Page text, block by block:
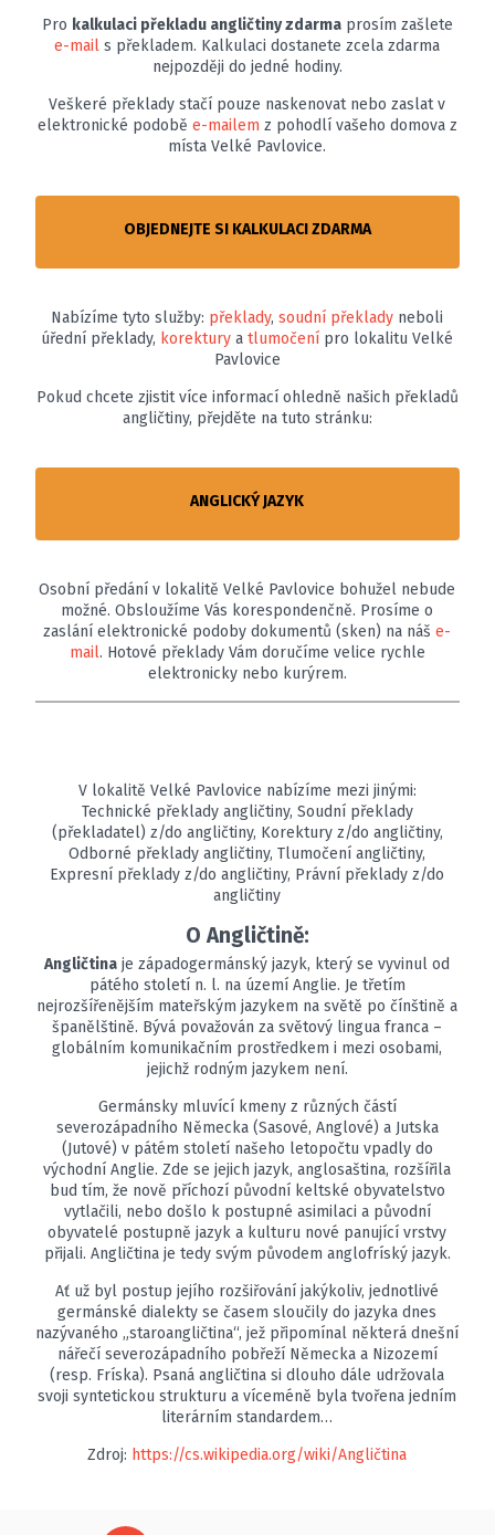
Pro kalkulaci překladu angličtiny zdarmaprosím zašlete
e-mail s překladem. Kalkulaci dostanete zcela zdarma
nejpozději do jedné hodiny.
Veškeré překlady stačí pouze naskenovat nebo zaslat v
elektronické podobě e-mailem z pohodlí vašeho domova z
místa Velké Pavlovice.
OBJEDNEJTE SI KALKULACI ZDARMA
Nabízíme tyto služby: překlady,soudní překlady neboli
úřední překlady, korektury atlumočení pro lokalitu Velké
Pavlovice
Pokud chcete zjistit více informací ohledně našich překladů
angličtiny, přejděte na tuto stránku:
ANGLICKÝ JAZYK
Osobní předání v lokalitě Velké Pavlovice bohužel nebude
možné. Obsloužíme Vás korespondenčně. Prosíme o
zaslání elektronické podoby dokumentů (sken) na náše-
mail. Hotové překlady Vám doručíme velice rychle
elektronicky nebo kurýrem.
V lokalitě Velké Pavlovice nabízíme mezi jinými:
Technické překlady angličtiny, Soudní překlady
(překladatel) z/do angličtiny, Korektury z/do angličtiny,
Odborné překlady angličtiny, Tlumočení angličtiny,
Expresní překlady z/do angličtiny, Právní překlady z/do
angličtiny
O Angličtině:
Angličtina je západogermánský jazyk, který se vyvinul od
pátého století n. l. na území Anglie. Je třetím
nejrozšířenějším mateřským jazykem na světě po čínštině a
španělštině. Bývá považován za světový lingua franca –
globálním komunikačním prostředkem i mezi osobami,
jejichž rodným jazykem není.
Germánsky mluvící kmeny z různých částí
severozápadního Německa (Sasové, Anglové) a Jutska
(Jutové) v pátém století našeho letopočtu vpadly do
východní Anglie. Zde se jejich jazyk, anglosaština, rozšířila
bud tím, že nově příchozí původní keltské obyvatelstvo
vytlačili, nebo došlo k postupné asimilaci a původní
obyvatelé postupně jazyk a kulturu nové panující vrstvy
přijali. Angličtina je tedy svým původem anglofríský jazyk.
Ať už byl postup jejího rozšiřování jakýkoliv, jednotlivé
germánské dialekty se časem sloučily do jazyka dnes
nazývaného „staroangličtina“, jež připomínal některá dnešní
nářečí severozápadního pobřeží Německa a Nizozemí
(resp. Fríska). Psaná angličtina si dlouho dále udržovala
svoji syntetickou strukturu a víceméně byla tvořena jedním
literárním standardem…
Zdroj: https://cs.wikipedia.org/wiki/Angličtina